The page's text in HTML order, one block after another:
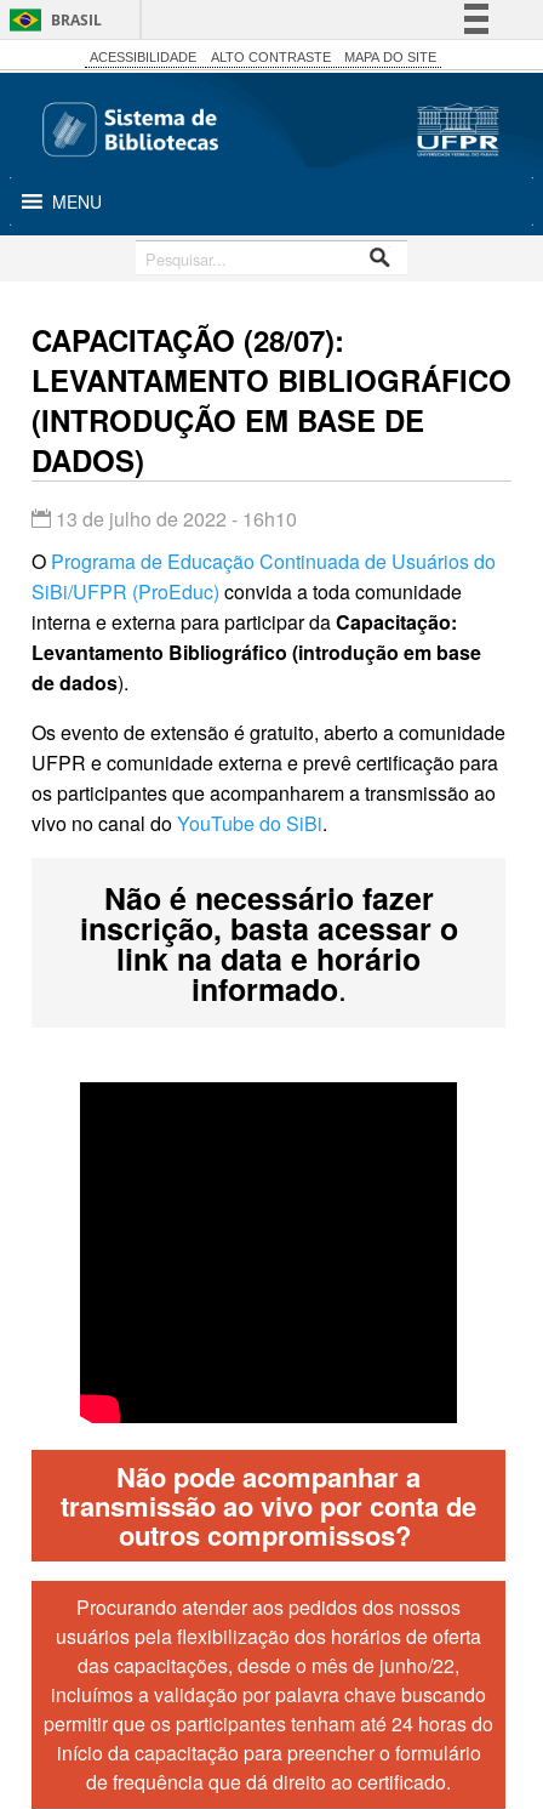
BRASIL
Simplifique!
Canais
ACESSIBILIDADE ALTO CONTRASTE MAPA DO SITE
MENU
CAPACITAÇÃO (28/07):
LEVANTAMENTO BIBLIOGRÁFICO
(INTRODUÇÃO EM BASE DE
DADOS)
13 de julho de 2022 - 16h10
O Programa de Educação Continuada de Usuários do
SiBi/UFPR (ProEduc) convida a toda comunidade
interna e externa para participar daCapacitação:
Levantamento Bibliográfico (introdução em base
de dados).
Os evento de extensão é gratuito, aberto a comunidade
UFPR e comunidade externa e prevê certificação para
os participantes que acompanharem a transmissão ao
vivo no canal doYouTube do SiBi.
Não é necessário fazer
inscrição, basta acessar o
link na data e horário
informado.
Não pode acompanhar a
transmissão ao vivo por conta de
outros compromissos?
Procurando atender aos pedidos dos nossos
usuários pela flexibilização dos horários de oferta
das capacitações, desde o mês de junho/22,
incluímos a validação por palavra chave buscando
permitir que os participantes tenham até 24 horas do
início da capacitação para preencher o formulário
de frequência que dá direito ao certificado.